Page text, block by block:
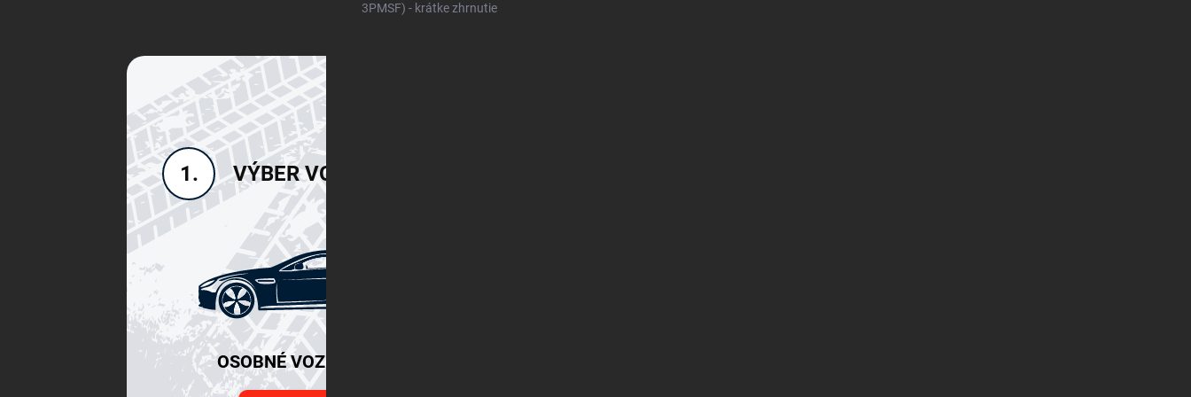
3PMSF) - krátke zhrnutie
1. VÝBER VOZIDLA
OSOBNÉ VOZIDLÁ SUV